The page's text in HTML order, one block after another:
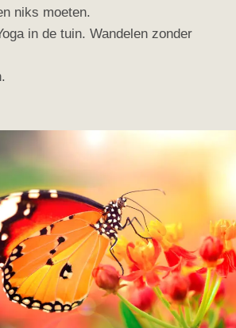
niks moeten.
in de tuin. Wandelen zonder